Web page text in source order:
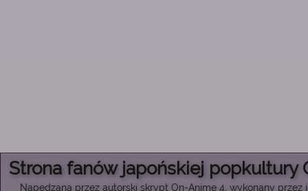
Strona fanów japońskiej popkultury
Napędzana przez autorski skrypt On-Anime 4, wykonany przez